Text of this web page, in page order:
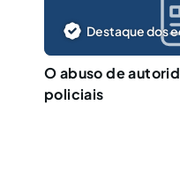
Destaque dos
O abuso de
policiais